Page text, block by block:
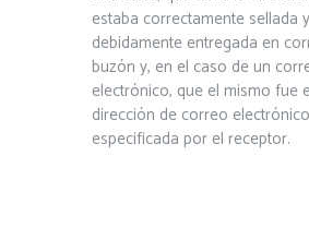
estaba correctamente sellada
debidamente entregada en
buzón y, en el caso de un
electrónico, que el mismo fue
dirección de correo electrónico
especificada por el receptor.